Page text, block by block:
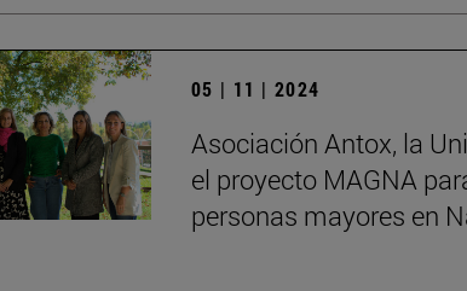
05 | 11 | 2024
Asociación Antox, la
el proyecto MAGNA
personas mayores en